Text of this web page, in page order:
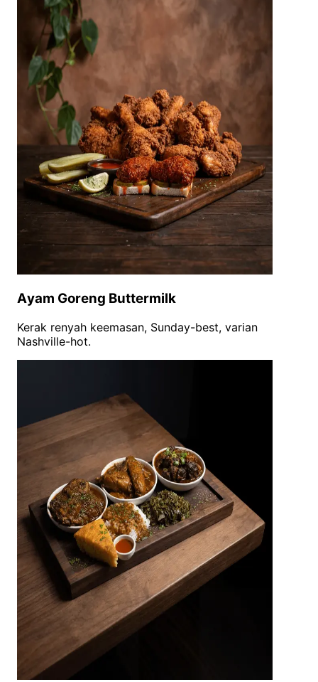
Ayam Goreng Buttermilk
Kerak renyah keemasan, Sunday-best, varian
Nashville-hot.